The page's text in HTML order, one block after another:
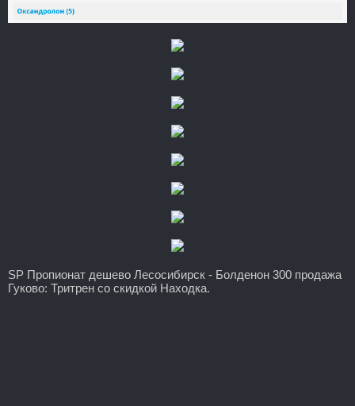
SP Пропионат дешево Лесосибирск - Болденон 300 продажа
Гуково: Тритрен со скидкой Находка.